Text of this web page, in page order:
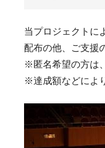
当プロジェクトに
配布の他、ご支援
※匿名希望の方は
※達成額などによ